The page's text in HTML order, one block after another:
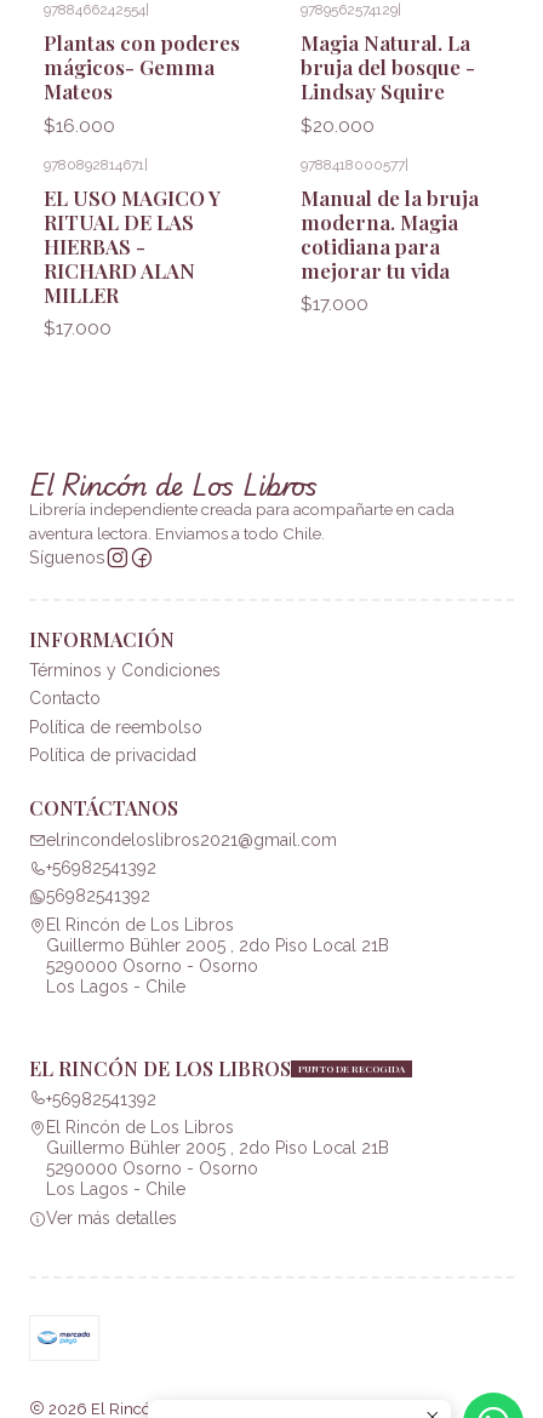
9788466242554
Plantas con poderes
mágicos- Gemma
Mateos
$16.000
9789562574129
Magia Natural. La
bruja del bosque -
Lindsay Squire
$20.000
9780892814671 |
EL USO MAGICO Y
RITUAL DE LAS
HIERBAS -
RICHARD ALAN
MILLER
$17.000
9788418000577|
Manual de la bruja
moderna. Magia
cotidiana para
mejorar tu vida
$17.000
El Rincón de Los Libros
Librería independiente creada para acompañarte en cada
aventura lectora. Enviamos a todo Chile.
Síguenos
INFORMACIÓN
Términos y Condiciones
Contacto
Política de reembolso
Política de privacidad
CONTÁCTANOS
elrincondeloslibros2021@gmail.com
+56982541392
56982541392
El Rincón de Los Libros
Guillermo Bühler 2005 , 2do Piso Local 21B
5290000 Osorno - Osorno
Los Lagos - Chile
EL RINCÓN DE LOS LIBROS PUNTO DE RECOGIDA
+56982541392
El Rincón de Los Libros
Guillermo Bühler 2005 , 2do Piso Local 21B
5290000 Osorno - Osorno
Los Lagos - Chile
Ver más detalles
2026 El Rincón de Los Libros .